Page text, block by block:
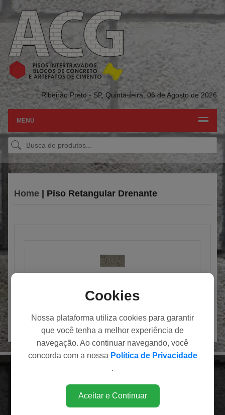
Ribeirão Preto - SP, Quinta-feira, 06 de Agosto de 2026
MENU
Cookies
Nossa plataforma utiliza cookies para garantir
que você tenha a melhor experiência de
navegação. Ao continuar navegando, você
concorda com a nossa Política de Privacidade
.
Aceitar e Continuar
Home | Piso Retangular Drenante
Av. Eduardo Andrea Matarazzo (Via Norte), 1860
Bairro Campos Elíseos